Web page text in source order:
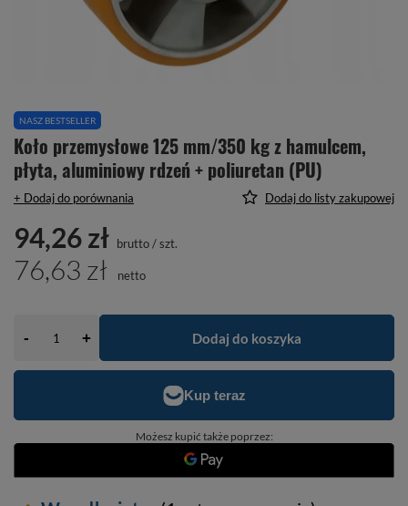
NASZ BESTSELLER
Koło przemysłowe 125 mm/350 kg z hamulcem,
płyta, aluminiowy rdzeń + poliuretan (PU)
+ Dodaj do porównania Dodaj do listy zakupowej
- + Dodaj do koszyka
Możesz kupić także poprzez:
94,26 zł brutto/szt.
76,63 zł netto